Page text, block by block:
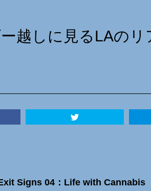
越しに見るLAのリ
Signs 04：Life with Cannabis